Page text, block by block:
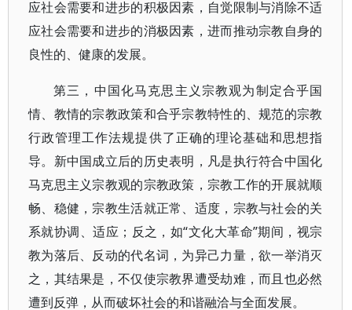
应社会需要和进步的积极因素，自觉限制与消除不适
应社会需要和进步的消极因素，进而推动宗教自身的
良性的、健康的发展。
第三，中国化马克思主义宗教观为制定合乎国
情、教情的宗教政策和合乎宗教特性的、规范的宗教
行政管理工作法规提供了正确的理论基础和思想指
导。新中国成立后的历史表明，凡是执行符合中国化
马克思主义宗教观的宗教政策，宗教工作的开展就顺
畅、稳健，宗教生活就正常、适度，宗教与社会的关
系就协调、适应；反之，如“文化大革命”期间，视宗
教为落后、反动的代名词，为异己力量，欲一举消灭
之，其结果是，不仅使宗教界遭受劫难，而且也必然
遭到反弹，从而破坏社会的和谐融洽与全面发展。